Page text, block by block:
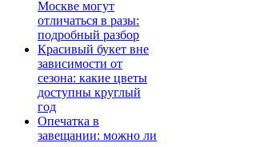
Москве могут
отличаться в разы:
подробный разбор
Красивый букет вне
зависимости от
сезона: какие цветы
доступны круглый
год
Опечатка в
завещании: можно ли